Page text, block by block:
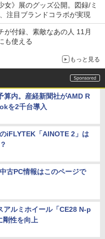
女》展のグッズ公開。図録/ミ
注目ブランドコラボが実現
が付録、素敵なあの人 11月
も使える
もっと見る
算内。産経新聞社がAMD R
を2千台導入
iFLYTEK「AINOTE 2」は
古PC情報はこのページで
アルミホイール「CE28 N-p
剛性を向上